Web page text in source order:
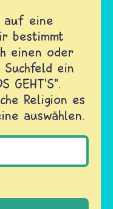
auf eine
bestimmt
einen oder
ein
GEHT'S".
Religion es
auswählen.